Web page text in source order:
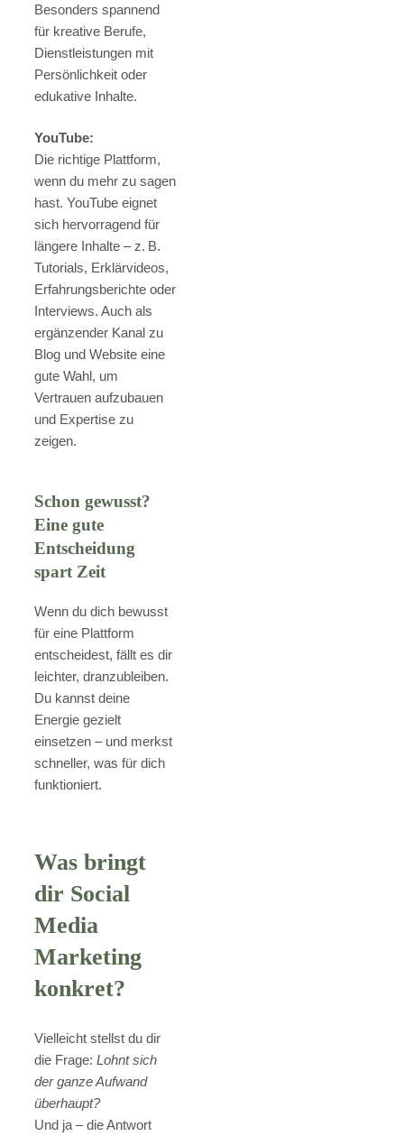
Besonders spannend
für kreative Berufe,
Dienstleistungen mit
Persönlichkeit oder
edukative Inhalte.
YouTube:
Die richtige Plattform,
wenn du mehr zu sagen
hast. YouTube eignet
sich hervorragend für
längere Inhalte – z. B.
Tutorials, Erklärvideos,
Erfahrungsberichte oder
Interviews. Auch als
ergänzender Kanal zu
Blog und Website eine
gute Wahl, um
Vertrauen aufzubauen
und Expertise zu
zeigen.
Schon gewusst?
Eine gute
Entscheidung
spart Zeit
Wenn du dich bewusst
für eine Plattform
entscheidest, fällt es dir
leichter, dranzubleiben.
Du kannst deine
Energie gezielt
einsetzen – und merkst
schneller, was für dich
funktioniert.
Was bringt
dir Social
Media
Marketing
konkret?
Vielleicht stellst du dir
die Frage: Lohnt sich
der ganze Aufwand
überhaupt?
Und ja – die Antwort